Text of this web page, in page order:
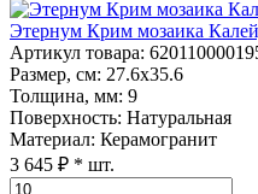
Этернум Крим мозаика
Артикул товара:
Размер, см: 27.6x35.6
Толщина, мм: 9
Поверхность: Натуральная
Материал: Керамогранит
3 645 ₽ * шт.